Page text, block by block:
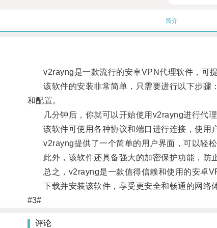
简介
v2rayng是一款流行的安卓VPN代理软件，可提
该软件的安装非常简单，只需要进行以下步骤：
和配置。
几分钟后，你就可以开始使用v2rayng进行代理
该软件可使用各种协议和端口进行连接，使用
v2rayng提供了一个简单的用户界面，可以轻松
此外，该软件还具备强大的加密保护功能，防
总之，v2rayng是一款值得信赖和使用的安卓
下载并安装该软件，享受更安全和畅通的网络体
#3#
评论